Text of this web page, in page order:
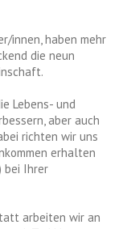
innen, haben mehr
die neun
Lebens- und
aber auch
richten wir uns
erhalten
bei Ihrer
arbeiten wir an